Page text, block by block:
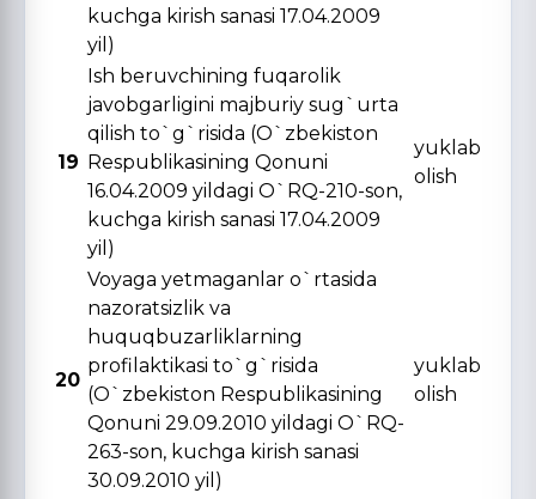
kuchga kirish sanasi 17.04.2009
yil)
19
Ish beruvchining fuqarolik
javobgarligini majburiy sug`urta
qilish to`g`risida (O`zbekiston
Respublikasining Qonuni
16.04.2009 yildagi O`RQ-210-son,
kuchga kirish sanasi 17.04.2009
yil)
yuklab
olish
20
Voyaga yetmaganlar o`rtasida
nazoratsizlik va
huquqbuzarliklarning
profilaktikasi to`g`risida
(O`zbekiston Respublikasining
Qonuni 29.09.2010 yildagi O`RQ-
263-son, kuchga kirish sanasi
30.09.2010 yil)
yuklab
olish